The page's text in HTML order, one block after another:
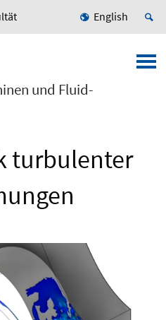
English
und Fluid-
turbulenter